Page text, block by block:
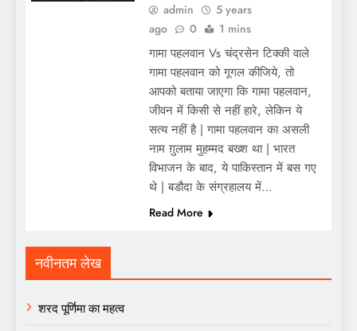
admin
5 years
ago
0 1 mins
गामा पहलवान Vs चंद्रसेन टिक्की वाले
गामा पहलवान को गूगल कीजिये, तो
आपको बताया जाएगा कि गामा पहलवान,
जीवन में किसी से नहीं हारे, लेकिन ये
सत्य नहीं है | गामा पहलवान का असली
नाम ग़ुलाम मुहम्मद बख्श था | भारत
विभाजन के बाद, ये पाकिस्तान में बस गए
थे | बडौदा के संग्रहालय में…
Read More
नवीनतम लेख
शरद पूर्णिमा का महत्व